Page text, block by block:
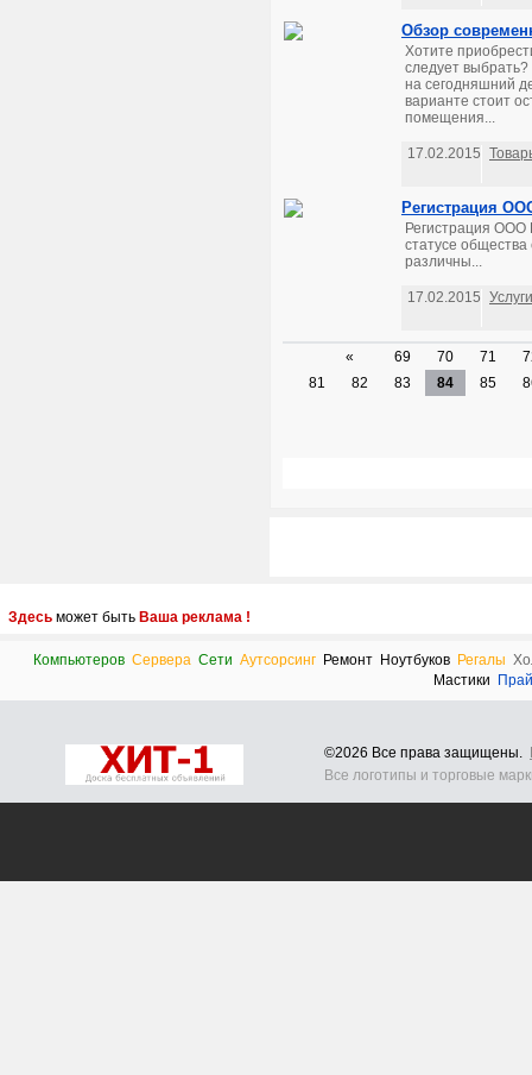
Обзор
Хотите
следует
на сегодняшний
варианте стоит
помещения...
17.02.2015
Регистрация
Регистрация ООО
статусе общества
различны...
17.02.2015 Услуги
« 69 70 71
81
82 83 84 85
Здесь может быть Ваша реклама !
Компьютеров Сервера Сети Аутсорсинг Ремонт Ноутбуков Регалы
Мастики
©2026 Все права защищены.
Все логотипы и торговые